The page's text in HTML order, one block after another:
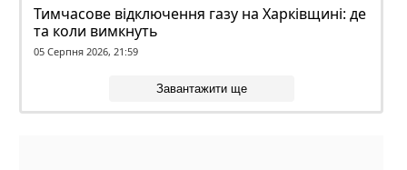
Тимчасове відключення газу на Харківщині: де
та коли вимкнуть
05 Серпня 2026, 21:59
Завантажити ще